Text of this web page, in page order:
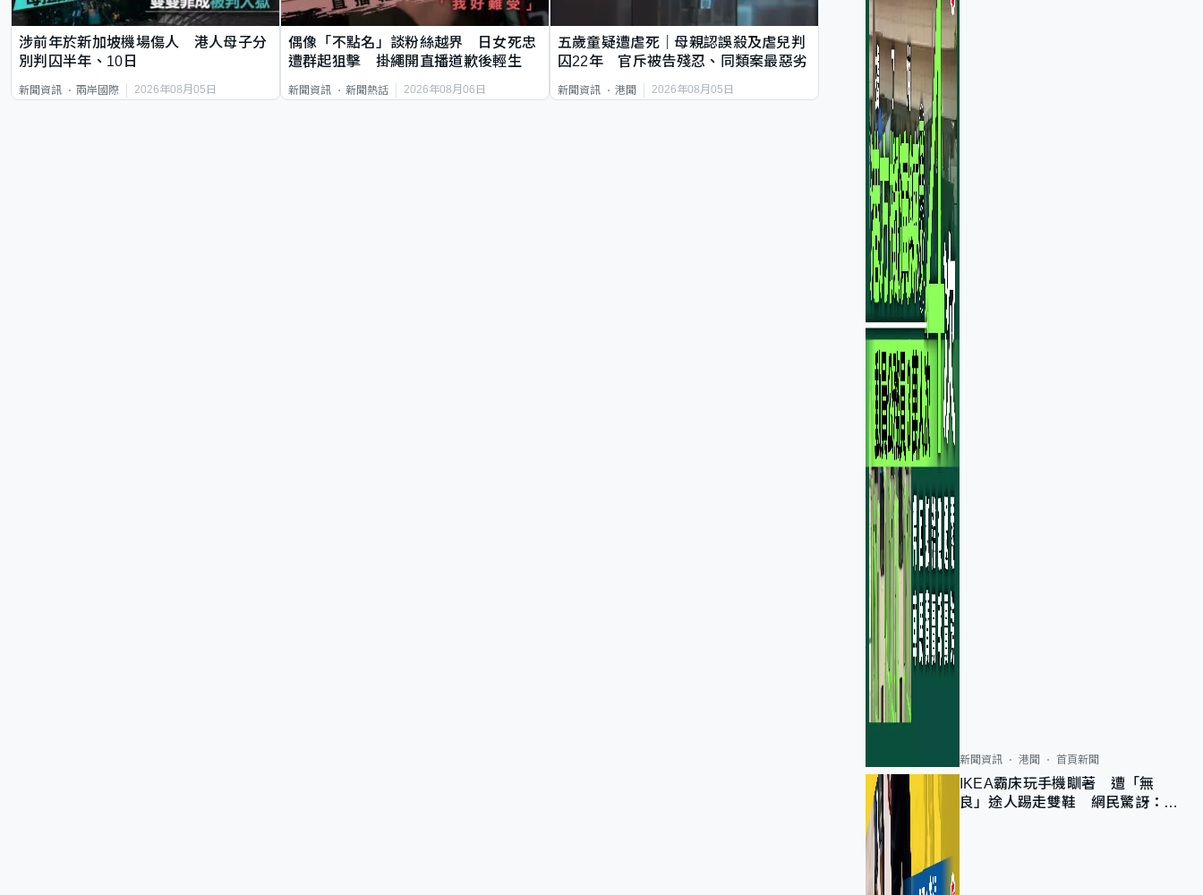
涉前年於新加坡機場傷人 港人母子分
別判囚半年、10日
新聞資訊 兩岸國際 2026年08月05日
偶像「不點名」談粉絲越界 日女死忠
遭群起狙擊 掛繩開直播道歉後輕生
新聞資訊 新聞熱話 2026年08月06日
五歲童疑遭虐死｜母親認誤殺及虐兒判
囚22年 官斥被告殘忍、同類案最惡劣
新聞資訊 港聞 2026年08月05日
新聞資訊 港聞 首頁新聞
IKEA霸床玩手機瞓著 遭「無
良」途人踢走雙鞋 網民驚訝：冇